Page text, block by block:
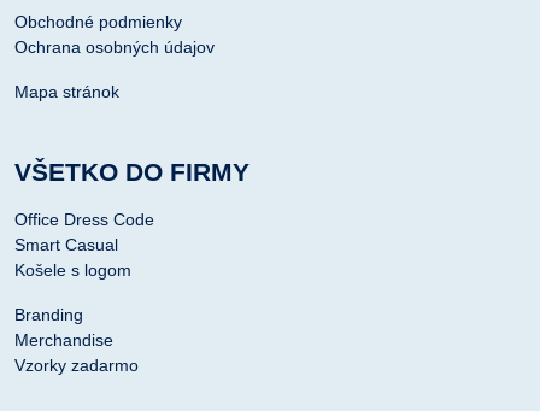
Obchodné podmienky
Ochrana osobných údajov
Mapa stránok
VŠETKO DO FIRMY
Office Dress Code
Smart Casual
Košele s logom
Branding
Merchandise
Vzorky zadarmo